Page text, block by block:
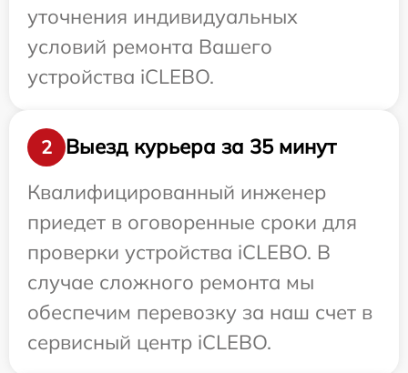
уточнения индивидуальных
условий ремонта Вашего
устройства iCLEBO.
2
Выезд курьера за 35 минут
Квалифицированный инженер
приедет в оговоренные сроки для
проверки устройства iCLEBO. В
случае сложного ремонта мы
обеспечим перевозку за наш счет в
сервисный центр iCLEBO.